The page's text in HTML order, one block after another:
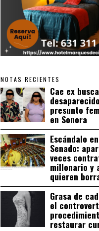
NOTAS RECIENTES
Cae ex
presunto
en Sonora
Escándalo
Senado:
veces
millonario y
quieren
Grasa de
el
restaurar